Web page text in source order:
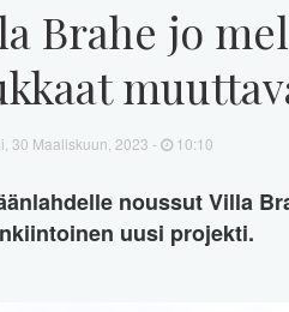
Brahe jo
30 Maaliskuun, 2023 - 10:10
noussut Villa
uusi projekti.